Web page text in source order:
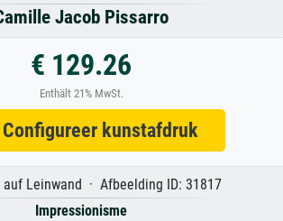
Jacob Pissarro
€ 129.26
Enthält 21% MwSt.
Configureer kunstafdruk
Leinwand · Afbeelding ID: 31817
Impressionisme